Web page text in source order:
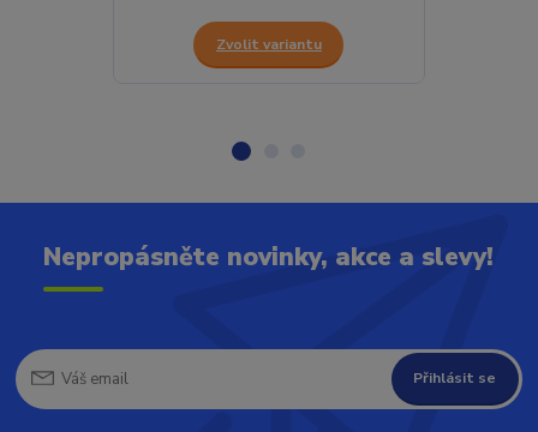
Zvolit variantu
Nepropásněte novinky, akce a slevy!
Přihlásit se